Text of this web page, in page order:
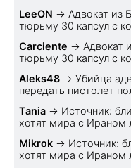
LeeON → Адвокат из
тюрьму 30 капсул с
Carciente → Адвокат
тюрьму 30 капсул с
Aleks48 → Убийца
передать пистолет
Tania → Источник:
хотят мира с Ираном
Mikrok → Источник:
хотят мира с Ираном